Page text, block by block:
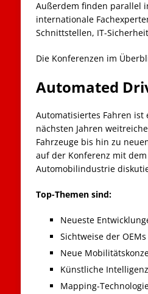
Außerdem finden parallel
internationale
Schnittstellen, IT-
Die Konferenzen im
Automated
Automatisiertes Fahren
nächsten Jahren
Fahrzeuge bis hin zu
auf der Konferenz mit
Automobilindustrie
Top-Themen sind:
Neueste
Sichtweise der
Neue
Künstliche
Mapping-